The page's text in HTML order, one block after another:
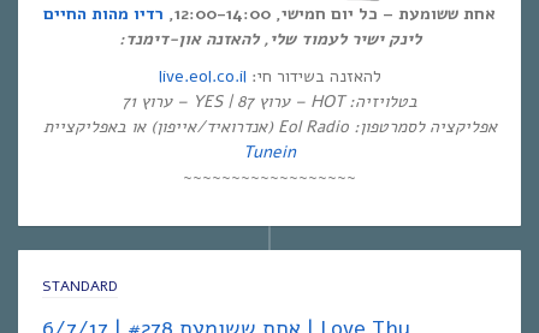
אחת ששומעת – כל יום חמישי, 12:00-14:00,
רדיו מהות החיים
לינק ישיר לעמוד שלי, להאזנה און-דימנד:
להאזנה בשידור חי: live.eol.co.il
בטלויזיה: HOT – ערוץ 87 | YES – ערוץ 71
אפליקציה לסמרטפון: Eol Radio (אנדרואיד/אייפון) או באפליקציית
Tunein
~~~~~~~~~~~~~~~~~~
STANDARD